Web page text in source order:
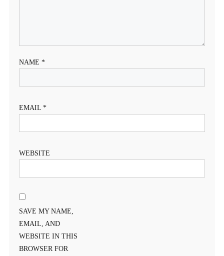
NAME *
EMAIL *
WEBSITE
SAVE MY NAME,
EMAIL, AND
WEBSITE IN THIS
BROWSER FOR